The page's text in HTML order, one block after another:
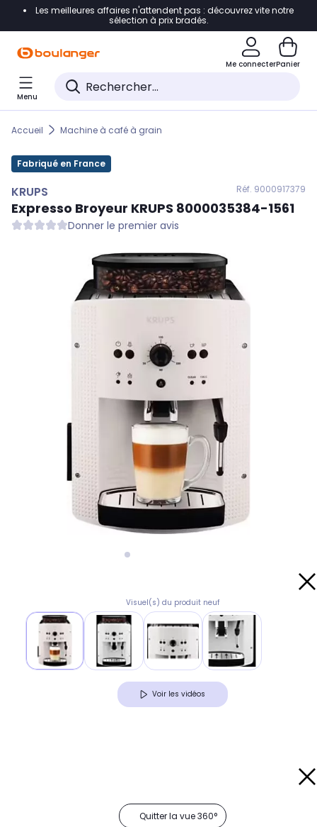
Accéder directement à la navigation
Accéder directement au pied de page
Accéder directement au chatbot
Les meilleures affaires n'attendent pas : découvrez vite notre
sélection à prix bradés.
Me connecterPanier
Menu
Accueil Machine à café à grain
Fabriqué en France
KRUPS Réf. 9000917379
Expresso Broyeur KRUPS 8000035384-1561
Donner le premier avis
Visuel(s) du produit neuf
Voir les vidéos
Quitter la vue 360°